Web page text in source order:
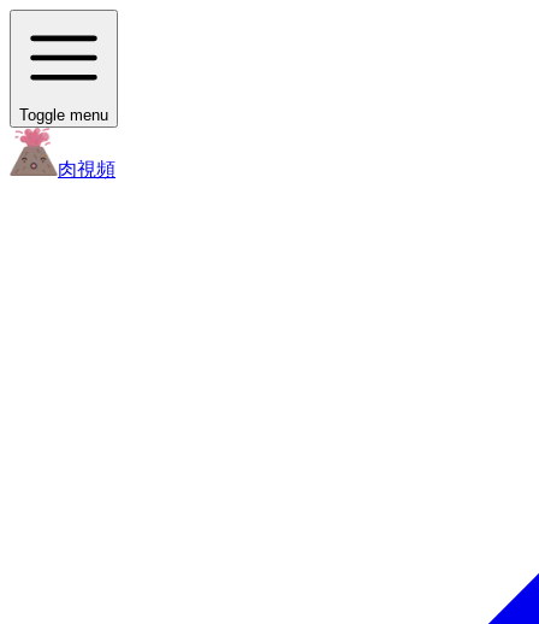
Toggle menu
肉視頻